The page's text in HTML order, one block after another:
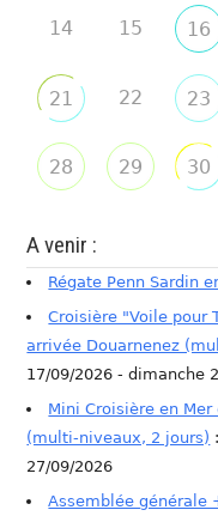
14 15 16
21 22 23
28 29 30
A venir :
Régate Penn Sardin
Croisière "Voile pour
arrivée Douarnenez
17/09/2026 - dimanche
Mini Croisière en
(multi-niveaux, 2 jours)
27/09/2026
Assemblée générale